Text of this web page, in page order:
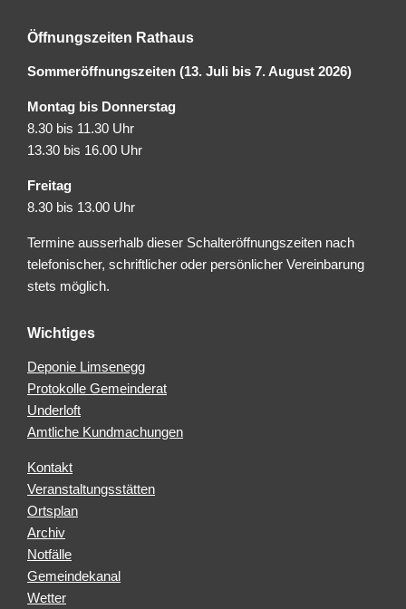
Öffnungszeiten Rathaus
Sommeröffnungszeiten (13. Juli bis 7. August 2026)
Montag bis Donnerstag
8.30 bis 11.30 Uhr
13.30 bis 16.00 Uhr
Freitag
8.30 bis 13.00 Uhr
Termine ausserhalb dieser Schalteröffnungszeiten nach
telefonischer, schriftlicher oder persönlicher Vereinbarung
stets möglich.
Wichtiges
Deponie Limsenegg
Protokolle Gemeinderat
Underloft
Amtliche Kundmachungen
Kontakt
Veranstaltungsstätten
Ortsplan
Archiv
Notfälle
Gemeindekanal
Wetter